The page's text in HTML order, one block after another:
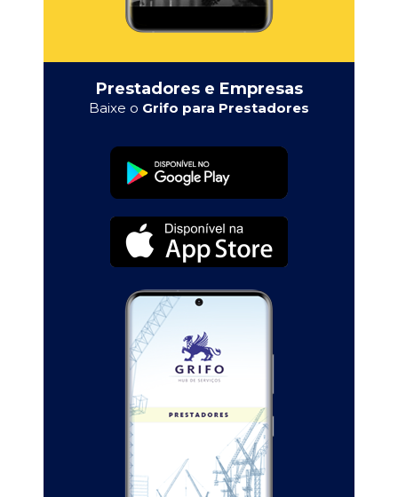
Prestadores e Empresas
Baixe o Grifo para Prestadores